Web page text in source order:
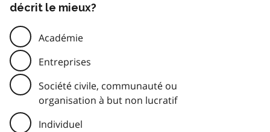
décrit le mieux?
Académie
Entreprises
Société civile, communauté ou
organisation à but non lucratif
Individuel